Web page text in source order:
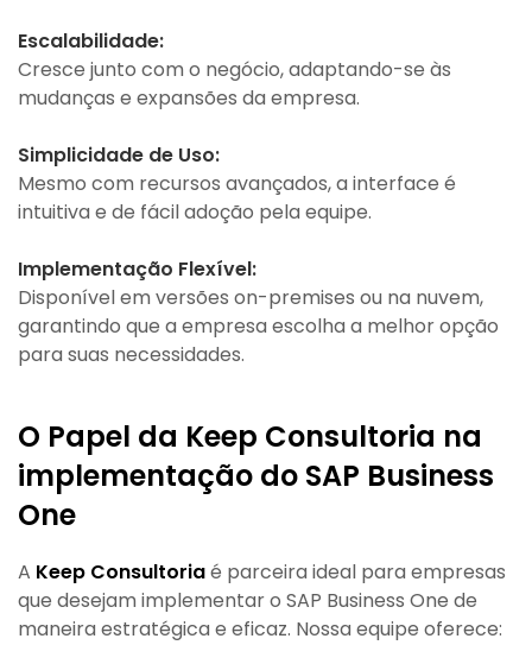
Escalabilidade:
Cresce junto com o negócio, adaptando-se às
mudanças e expansões da empresa.
Simplicidade de Uso:
Mesmo com recursos avançados, a interface é
intuitiva e de fácil adoção pela equipe.
Implementação Flexível:
Disponível em versões on-premises ou na nuvem,
garantindo que a empresa escolha a melhor opção
para suas necessidades.
O Papel da Keep Consultoria na
implementação do SAP Business
One
A Keep Consultoriaé parceira ideal para empresas
que desejam implementar o SAP Business One de
maneira estratégica e eficaz. Nossa equipe oferece: